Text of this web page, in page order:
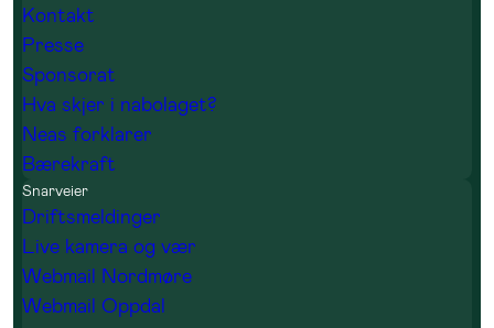
Kontakt
Presse
Sponsorat
Hva skjer i nabolaget?
Neas forklarer
Bærekraft
Snarveier
Driftsmeldinger
Live kamera og vær
Webmail Nordmøre
Webmail Oppdal